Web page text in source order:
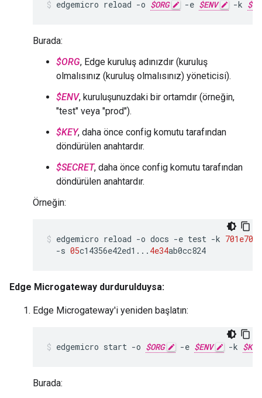
edgemicro reload -o $ORG -e $ENV -k
Burada:
$ORG, Edge kuruluş adınızdır (kuruluş
olmalısınız (kuruluş olmalısınız) yöneticisi).
$ENV, kuruluşunuzdaki bir ortamdır (örneğin,
"test" veya "prod").
$KEY, daha önce config komutu tarafından
döndürülen anahtardır.
$SECRET, daha önce config komutu tarafından
döndürülen anahtardır.
Örneğin:
edgemicro reload -o docs -e test -k 701e70
-s 05c14356e42ed1 ... 4e34ab0cc824
Edge Microgateway durdurulduysa:
Edge Microgateway'i yeniden başlatın:
edgemicro start -o $ORG -e $ENV -k $KEY
Burada: